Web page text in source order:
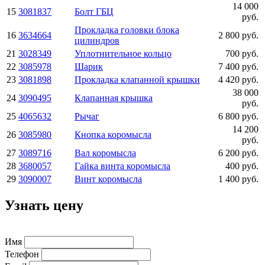
15 3081837 Болт ГБЦ
14 000
руб.
16 3634664
Прокладка головки блока
цилиндров
2 800 руб.
21 3028349 Уплотнительное кольцо
700 руб.
22 3085978 Шарик
7 400 руб.
23 3081898 Прокладка клапанной крышки
4 420 руб.
24 3090495 Клапанная крышка
38 000
руб.
25 4065632 Рычаг
6 800 руб.
26 3085980 Кнопка коромысла
14 200
руб.
27 3089716 Вал коромысла
6 200 руб.
28 3680057 Гайка винта коромысла
400 руб.
29 3090007 Винт коромысла 1 400 руб.
Узнать цену
Имя
Телефон